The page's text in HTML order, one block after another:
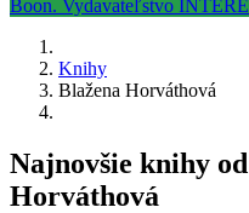
Knihy
Blažena Horváthová
Najnovšie knihy
Horváthová